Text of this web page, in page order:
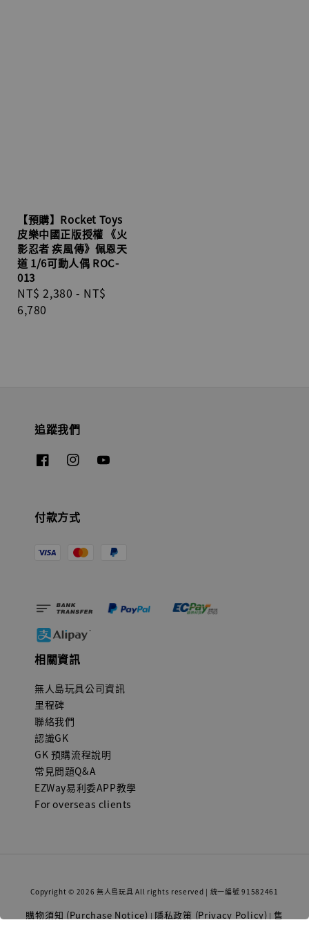
【預購】Rocket Toys
皮樂中國正版授權 《火
影忍者 疾風傳》佩恩天
道 1/6可動人偶 ROC-
013
Regular
price
NT$ 2,380 - NT$
6,780
追蹤我們
付款方式
相關資訊
無人島玩具公司資訊
里程碑
聯絡我們
認識GK
GK 預購流程說明
常見問題Q&A
EZWay易利委APP教學
For overseas clients
Copyright © 2026 無人島玩具 All rights reserved | 統一編號 91582461
購物須知 (Purchase Notice) | 隱私政策 (Privacy Policy) | 售